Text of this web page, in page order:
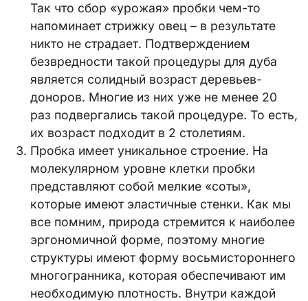
Так что сбор «урожая» пробки чем-то
напоминает стрижку овец – в результате
никто не страдает. Подтверждением
безвредности такой процедуры для дуба
является солидный возраст деревьев-
доноров. Многие из них уже не менее 20
раз подвергались такой процедуре. То есть,
их возраст подходит в 2 столетиям.
Пробка имеет уникальное строение. На
молекулярном уровне клетки пробки
представляют собой мелкие «соты»,
которые имеют эластичные стенки. Как мы
все помним, природа стремится к наиболее
эргономичной форме, поэтому многие
структуры имеют форму восьмистороннего
многогранника, которая обеспечивают им
необходимую плотность. Внутри каждой